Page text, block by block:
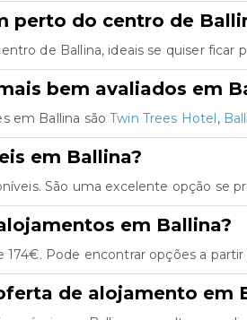
perto do centro de
de Ballina, ideais se quiser ficar
bem avaliados em
em Ballina sãoTwin Trees Hotel,
em Ballina?
São uma excelente opção se
em Ballina?
Pode encontrar opções a
de alojamento em